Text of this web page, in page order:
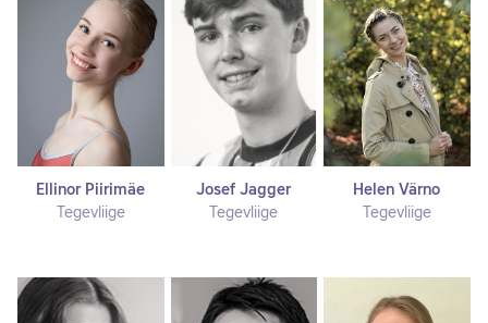
Ellinor Piirimäe
Tegevliige
Josef Jagger
Tegevliige
Helen Värno
Tegevliige